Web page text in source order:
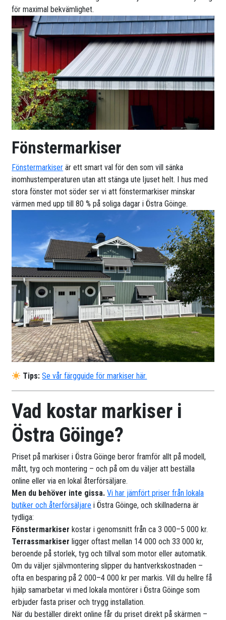
för maximal bekvämlighet.
Fönstermarkiser
Fönstermarkiser är ett smart val för den som vill sänka
inomhustemperaturen utan att stänga ute ljuset helt. I hus med
stora fönster mot söder ser vi att fönstermarkiser minskar
värmen med upp till 80 % på soliga dagar i Östra Göinge.
Tips: Se vår färgguide för markiser här.
Vad kostar markiser i
Östra Göinge?
Priset på markiser i Östra Göinge beror framför allt på modell,
mått, tyg och montering – och på om du väljer att beställa
online eller via en lokal återförsäljare.
Men du behöver inte gissa.Vi har jämfört priser från lokala
butiker och återförsäljare i Östra Göinge, och skillnaderna är
tydliga:
Fönstermarkiser kostar i genomsnitt från ca 3 000–5 000 kr.
Terrassmarkiser ligger oftast mellan 14 000 och 33 000 kr,
beroende på storlek, tyg och tillval som motor eller automatik.
Om du väljer självmontering slipper du hantverkskostnaden –
ofta en besparing på 2 000–4 000 kr per markis. Vill du hellre få
hjälp samarbetar vi med lokala montörer i Östra Göinge som
erbjuder fasta priser och trygg installation.
När du beställer direkt online får du priset direkt på skärmen –